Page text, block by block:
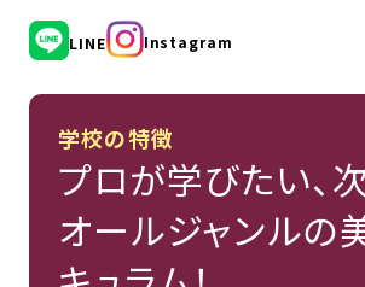
LINE Instagram
学校の特徴
プロが学びたい、
オールジャンルの